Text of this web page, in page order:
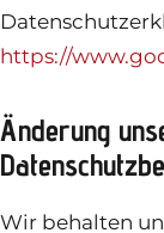
https://
Änderung
Wir behalten